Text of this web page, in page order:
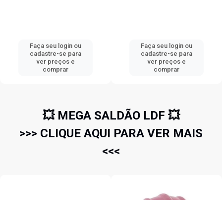
Faça seu login ou
cadastre-se para
ver preços e
comprar
Faça seu login ou
cadastre-se para
ver preços e
comprar
💥 MEGA SALDÃO LDF 💥
>>> CLIQUE AQUI PARA VER MAIS
<<<